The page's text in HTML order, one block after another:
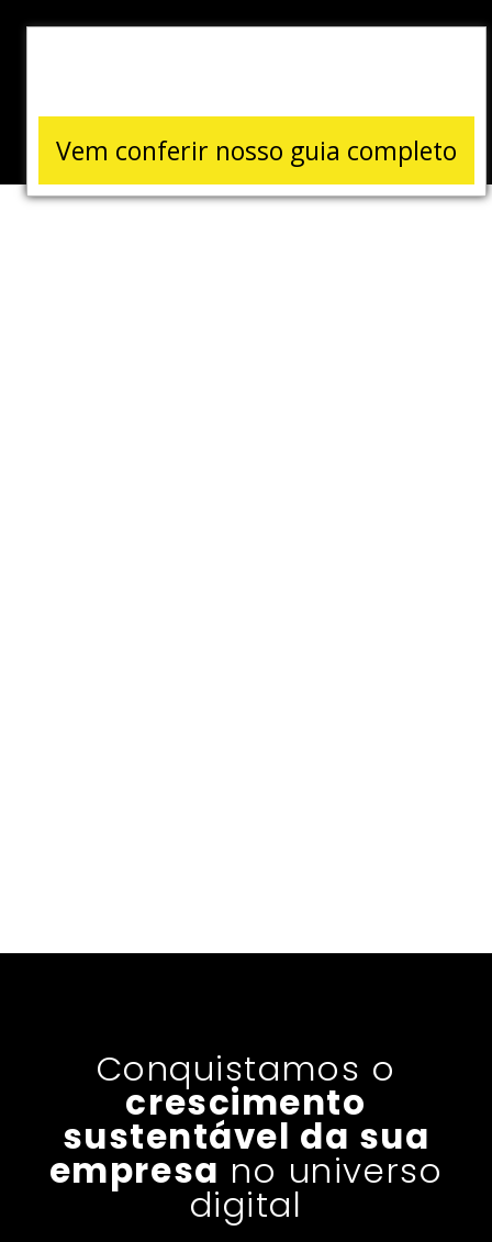
Vem conferir nosso guia completo
Conquistamos o
crescimento
sustentável da sua
empresa no universo
digital